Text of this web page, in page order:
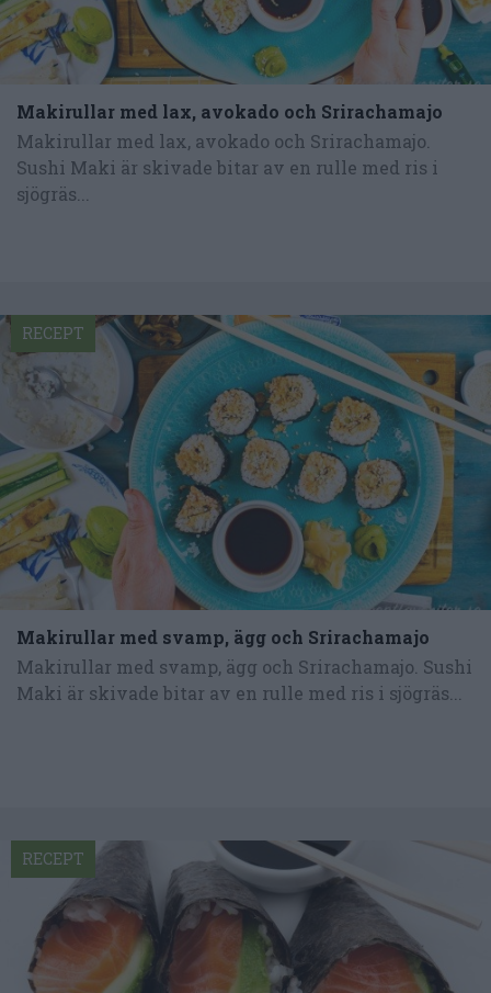
Makirullar med lax, avokado och Srirachamajo
Makirullar med lax, avokado och Srirachamajo.
Sushi Maki är skivade bitar av en rulle med ris i
sjögräs...
Makirullar med svamp, ägg och Srirachamajo
Makirullar med svamp, ägg och Srirachamajo. Sushi
Maki är skivade bitar av en rulle med ris i sjögräs...
RECEPT
RECEPT